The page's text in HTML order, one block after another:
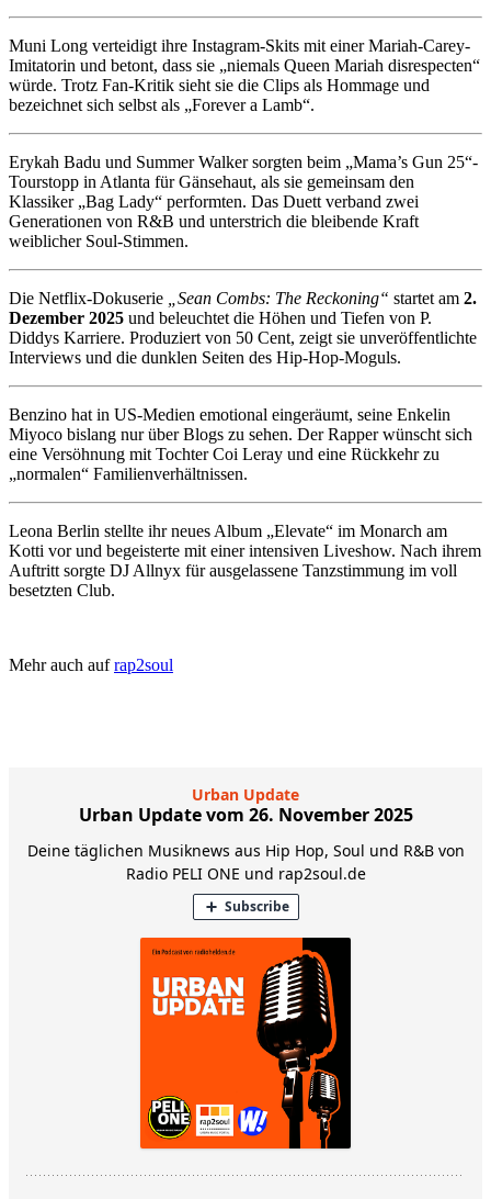
Muni Long verteidigt ihre Instagram-Skits mit einer Mariah-Carey-
Imitatorin und betont, dass sie „niemals Queen Mariah disrespecten“
würde. Trotz Fan-Kritik sieht sie die Clips als Hommage und
bezeichnet sich selbst als „Forever a Lamb“.
Erykah Badu und Summer Walker sorgten beim „Mama’s Gun 25“-
Tourstopp in Atlanta für Gänsehaut, als sie gemeinsam den
Klassiker „Bag Lady“ performten. Das Duett verband zwei
Generationen von R&B und unterstrich die bleibende Kraft
weiblicher Soul-Stimmen.
Die Netflix-Dokuserie „Sean Combs: The Reckoning“ startet am 2.
Dezember 2025 und beleuchtet die Höhen und Tiefen von P.
Diddys Karriere. Produziert von 50 Cent, zeigt sie unveröffentlichte
Interviews und die dunklen Seiten des Hip-Hop-Moguls.
Benzino hat in US-Medien emotional eingeräumt, seine Enkelin
Miyoco bislang nur über Blogs zu sehen. Der Rapper wünscht sich
eine Versöhnung mit Tochter Coi Leray und eine Rückkehr zu
„normalen“ Familienverhältnissen.
Leona Berlin stellte ihr neues Album „Elevate“ im Monarch am
Kotti vor und begeisterte mit einer intensiven Liveshow. Nach ihrem
Auftritt sorgte DJ Allnyx für ausgelassene Tanzstimmung im voll
besetzten Club.
Mehr auch aufrap2soul